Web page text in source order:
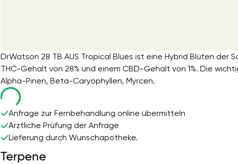
DrWatson 28 TB AUS Tropical Blues ist eine Hybrid Blüten der
THC-Gehalt von 28% und einem CBD-Gehalt von 1%. Die
Alpha-Pinen, Beta-Caryophyllen, Myrcen.
Anfrage zur Fernbehandlung online übermitteln
Ärztliche Prüfung der Anfrage
Lieferung durch Wunschapotheke.
Terpene